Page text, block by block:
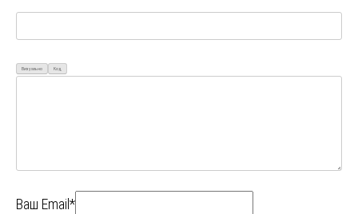
Визуально Код
Ваш Email*